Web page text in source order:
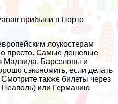
прибыли в Порто
лоукостерам
просто. Самые дешевые
Мадрида, Барселоны и
сэкономить, если делать
также билеты через
или Германию